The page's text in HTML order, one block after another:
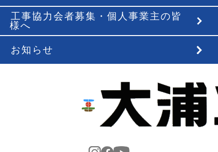
工事協力会者募集・個人事業主の皆
様へ
お知らせ